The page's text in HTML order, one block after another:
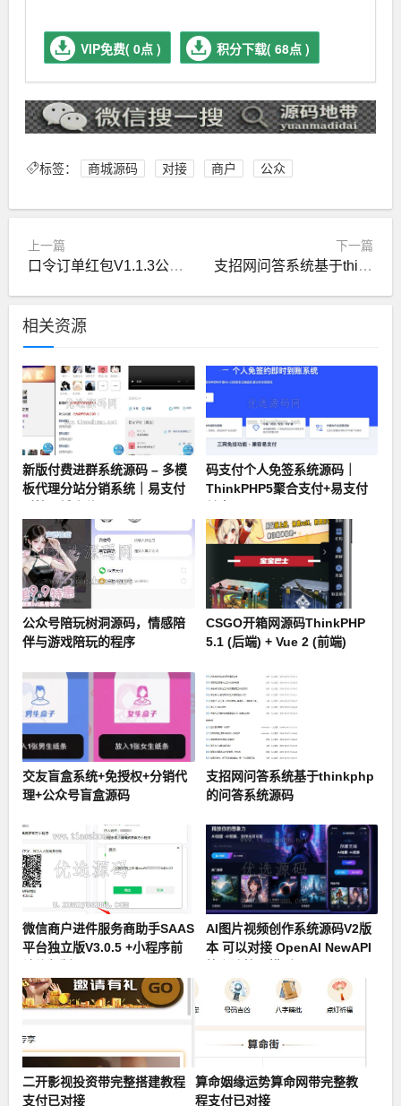
VIP免费( 0点 ) 积分下载( 68点 )
标签： 商城源码 对接 商户 公众
上一篇
口令订单红包V1.1.3公众号源码，增加关注多久后才能使用口令与领取红包功能
下一篇
支招网问答系统基于thinkphp的问答系统源码
相关资源
新版付费进群系统源码 – 多模
板代理分站分销系统｜易支付
码支付个人免签系统源码｜
ThinkPHP5聚合支付+易支付
公众号陪玩树洞源码，情感陪
伴与游戏陪玩的程序
CSGO开箱网源码ThinkPHP
5.1 (后端) + Vue 2 (前端)
交友盲盒系统+免授权+分销代
理+公众号盲盒源码
支招网问答系统基于thinkphp
的问答系统源码
微信商户进件服务商助手SAAS
平台独立版V3.0.5 +小程序前
AI图片视频创作系统源码V2版
本 可以对接 OpenAI NewAPI
二开影视投资带完整搭建教程
支付已对接
算命姻缘运势算命网带完整教
程支付已对接